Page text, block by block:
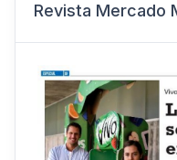
Revista Mercado